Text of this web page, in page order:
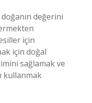
değerini
için
için doğal
sağlamak ve
kullanmak